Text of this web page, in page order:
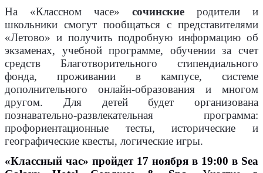
На «Классном часе» сочинские родители и
школьники смогут пообщаться с представителями
«Летово» и получить подробную информацию об
экзаменах, учебной программе, обучении за счет
средств Благотворительного стипендиального
фонда, проживании в кампусе, системе
дополнительного онлайн-образования и многом
другом. Для детей будет организована
познавательно-развлекательная программа:
профориентационные тесты, исторические и
географические квесты, логические игры.
«Классный час» пройдет 17 ноября в 19:00 в Sea